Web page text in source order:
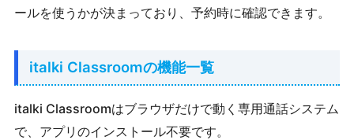
ールを使うかが決まっており、予約時に確認できます。
italki Classroomの機能一覧
italki Classroomはブラウザだけで動く専用通話システム
で、アプリのインストール不要です。